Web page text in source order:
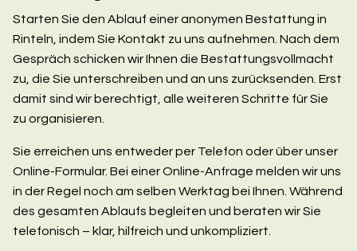
Starten Sie den Ablauf einer anonymen Bestattung in
Rinteln, indem Sie Kontakt zu uns aufnehmen. Nach dem
Gespräch schicken wir Ihnen die Bestattungsvollmacht
zu, die Sie unterschreiben und an uns zurücksenden. Erst
damit sind wir berechtigt, alle weiteren Schritte für Sie
zu organisieren.
Sie erreichen uns entweder per Telefon oder über unser
Online-Formular. Bei einer Online-Anfrage melden wir uns
in der Regel noch am selben Werktag bei Ihnen. Während
des gesamten Ablaufs begleiten und beraten wir Sie
telefonisch – klar, hilfreich und unkompliziert.